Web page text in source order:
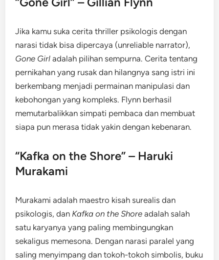
Jika kamu suka cerita thriller psikologis dengan
narasi tidak bisa dipercaya (unreliable narrator),
Gone Girl adalah pilihan sempurna. Cerita tentang
pernikahan yang rusak dan hilangnya sang istri ini
berkembang menjadi permainan manipulasi dan
kebohongan yang kompleks. Flynn berhasil
memutarbalikkan simpati pembaca dan membuat
siapa pun merasa tidak yakin dengan kebenaran.
“Kafka on the Shore” – Haruki
Murakami
Murakami adalah maestro kisah surealis dan
psikologis, dan Kafka on the Shore adalah salah
satu karyanya yang paling membingungkan
sekaligus memesona. Dengan narasi paralel yang
saling menyimpang dan tokoh-tokoh simbolis, buku